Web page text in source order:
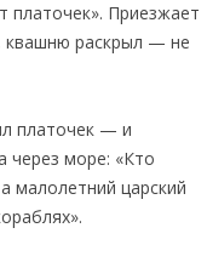
платочек». Приезжает
квашню раскрыл — не
платочек — и
через море: «Кто
малолетний царский